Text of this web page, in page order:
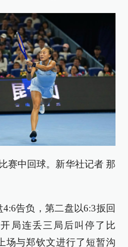
赛中回球。新华社记者 那
告负，第二盘以6:3扳回
局连丢三局后叫停了比
场与郑钦文进行了短暂沟